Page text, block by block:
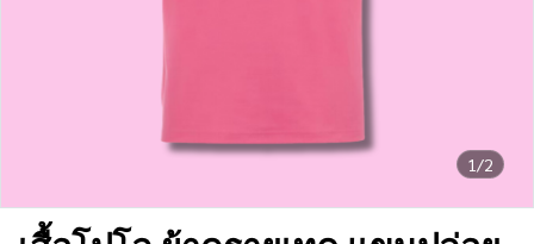
1/2